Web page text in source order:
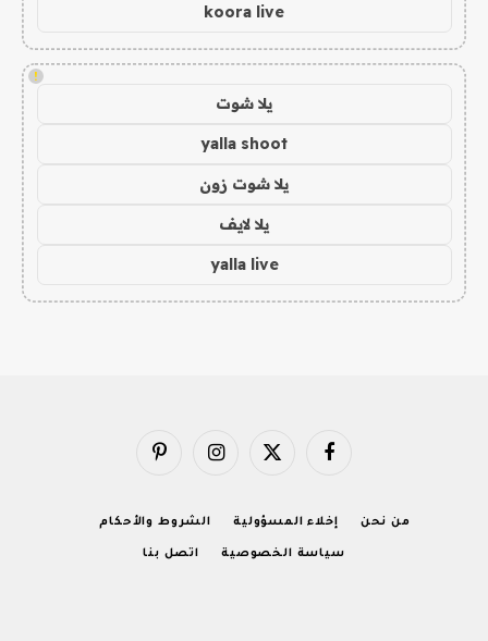
koora live
!
يلا شوت
yalla shoot
يلا شوت زون
يلا لايف
yalla live
فيسبوك X
الانستغرامبينتيريست
من نحن إخلاء المسؤولية الشروط والأحكام
سياسة الخصوصية اتصل بنا